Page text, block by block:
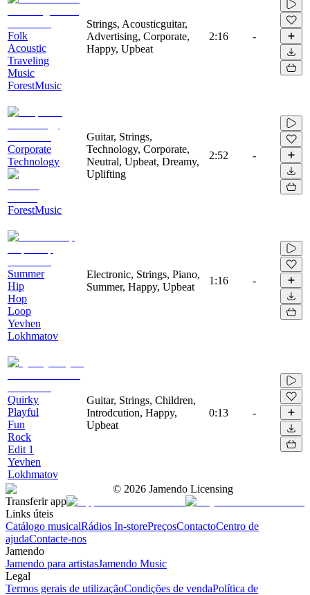
Folk
Acoustic
Traveling
Music
ForestMusic
Strings, Acousticguitar,
Advertising, Corporate,
Happy, Upbeat
2:16 -
Corporate
Technology
ForestMusic
Guitar, Strings,
Technology, Corporate,
Neutral, Upbeat, Dreamy,
Uplifting
2:52 -
Summer
Hip
Hop
Loop
Yevhen
Lokhmatov
Electronic, Strings, Piano,
Summer, Happy, Upbeat
1:16 -
Quirky
Playful
Fun
Rock
Edit 1
Yevhen
Lokhmatov
Guitar, Strings, Children,
Introdcution, Happy,
Upbeat
0:13 -
© 2026 Jamendo Licensing
Transferir app
Links úteis
Catálogo musicalRádios In-storePreçosContactoCentro de
ajudaContacte-nos
Jamendo
Jamendo para artistasJamendo Music
Legal
Termos gerais de utilizaçãoCondições de vendaPolítica de